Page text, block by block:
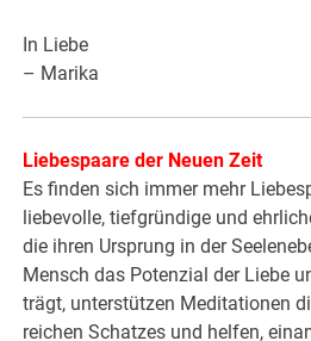
In Liebe
– Marika
Liebespaare der Neuen Zeit
Es finden sich immer mehr
liebevolle, tiefgründige und
die ihren Ursprung in der
Mensch das Potenzial der Liebe
trägt, unterstützen Meditationen
reichen Schatzes und helfen,